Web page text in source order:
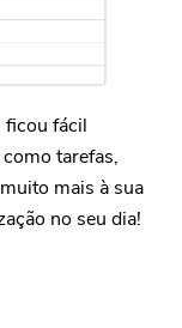
ficou fácil
tarefas,
mais à sua
no seu dia!